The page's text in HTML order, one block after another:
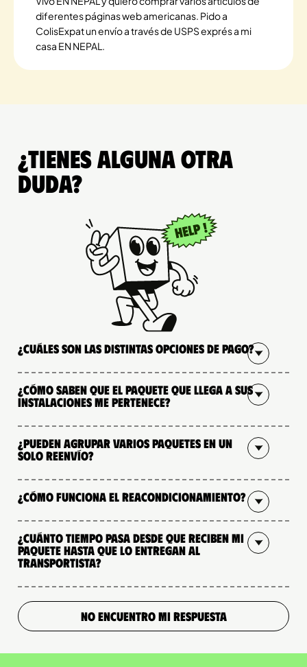
diferentes páginas web americanas. Pido a
ColisExpat un envío a través de USPS exprés a mi
casa EN NEPAL.
¿Tienes alguna otra
duda?
¿Cuáles son las distintas opciones de pago?
¿Cómo saben que el paquete que llega a sus
instalaciones me pertenece?
¿Pueden agrupar varios paquetes en un
solo reenvío?
¿Cómo funciona el reacondicionamiento?
¿Cuánto tiempo pasa desde que reciben mi
paquete hasta que lo entregan al
transportista?
NO ENCUENTRO MI RESPUESTA